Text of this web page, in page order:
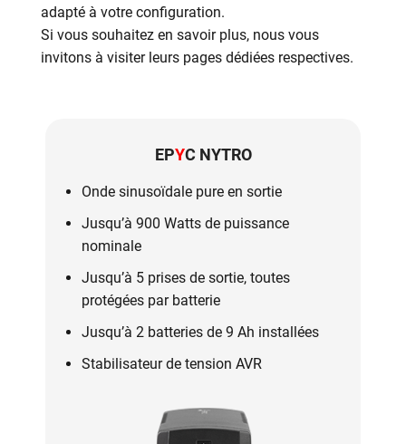
adapté à votre configuration.
Si vous souhaitez en savoir plus, nous vous
invitons à visiter leurs pages dédiées respectives.
EPYC NYTRO
Onde sinusoïdale pure en sortie
Jusqu’à 900 Watts de puissance
nominale
Jusqu’à 5 prises de sortie, toutes
protégées par batterie
Jusqu’à 2 batteries de 9 Ah installées
Stabilisateur de tension AVR